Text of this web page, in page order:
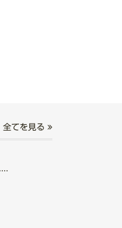
全てを見る